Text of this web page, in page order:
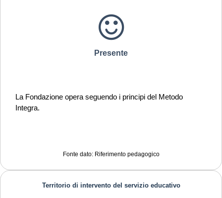
Presente
La Fondazione opera seguendo i principi del Metodo
Integra.
Fonte dato: Riferimento pedagogico
Territorio di intervento del servizio educativo